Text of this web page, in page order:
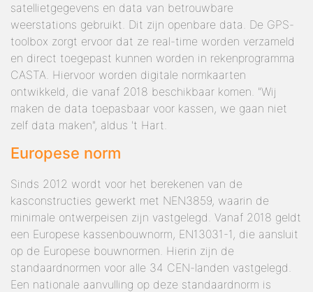
satellietgegevens en data van betrouwbare
weerstations gebruikt. Dit zijn openbare data. De GPS-
toolbox zorgt ervoor dat ze real-time worden verzameld
en direct toegepast kunnen worden in rekenprogramma
CASTA. Hiervoor worden digitale normkaarten
ontwikkeld, die vanaf 2018 beschikbaar komen. "Wij
maken de data toepasbaar voor kassen, we gaan niet
zelf data maken", aldus 't Hart.
Europese norm
Sinds 2012 wordt voor het berekenen van de
kasconstructies gewerkt met NEN3859, waarin de
minimale ontwerpeisen zijn vastgelegd. Vanaf 2018 geldt
een Europese kassenbouwnorm, EN13031-1, die aansluit
op de Europese bouwnormen. Hierin zijn de
standaardnormen voor alle 34 CEN-landen vastgelegd.
Een nationale aanvulling op deze standaardnorm is